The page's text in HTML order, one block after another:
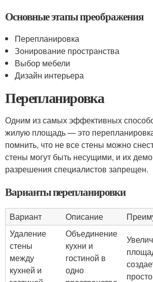
Основные этапы преображения
Перепланировка
Зонирование пространства
Выбор мебели
Дизайн интерьера
Перепланировка
Одним из самых эффективных
жилую площадь — это
помнить, что не все стены можно
стены могут быть несущими, и их
разрешения специалистов запрещен.
Варианты перепланировки
Вариант Описание
Удаление
стены
между
кухней и
Объединение
кухни и
гостиной в
одно